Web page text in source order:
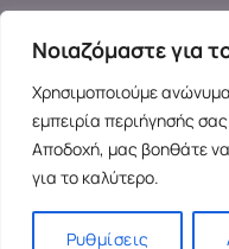
Νοιαζόμαστε για
Χρησιμοποιούμε
εμπειρία περιήγησής
Αποδοχή, μας βοηθάτε
για το καλύτερο.
Ρυθμίσεις
Copyright 2026 ©